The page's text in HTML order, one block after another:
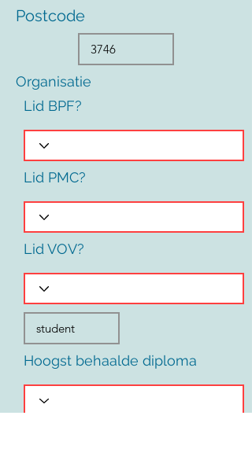
Postcode
Organisatie
Lid BPF?
Lid PMC?
Lid VOV?
Hoogst behaalde diploma